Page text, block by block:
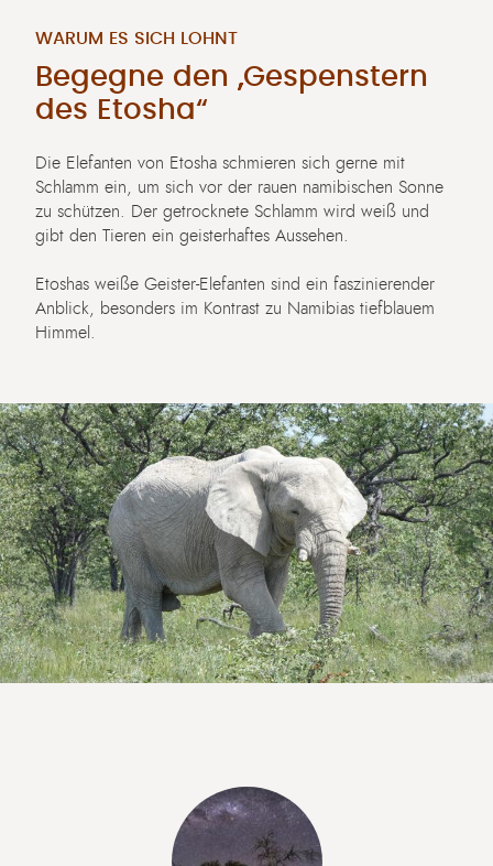
WARUM ES SICH LOHNT
Begegne den „Gespenstern
des Etosha“
Die Elefanten von Etosha schmieren sich gerne mit
Schlamm ein, um sich vor der rauen namibischen Sonne
zu schützen. Der getrocknete Schlamm wird weiß und
gibt den Tieren ein geisterhaftes Aussehen.
Etoshas weiße Geister-Elefanten sind ein faszinierender
Anblick, besonders im Kontrast zu Namibias tiefblauem
Himmel.